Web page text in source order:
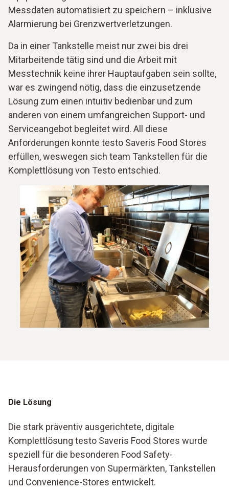
Messdaten automatisiert zu speichern – inklusive
Alarmierung bei Grenzwertverletzungen.
Da in einer Tankstelle meist nur zwei bis drei
Mitarbeitende tätig sind und die Arbeit mit
Messtechnik keine ihrer Hauptaufgaben sein sollte,
war es zwingend nötig, dass die einzusetzende
Lösung zum einen intuitiv bedienbar und zum
anderen von einem umfangreichen Support- und
Serviceangebot begleitet wird. All diese
Anforderungen konnte testo Saveris Food Stores
erfüllen, weswegen sich team Tankstellen für die
Komplettlösung von Testo entschied.
Die Lösung
Die stark präventiv ausgerichtete, digitale
Komplettlösung testo Saveris Food Stores wurde
speziell für die besonderen Food Safety-
Herausforderungen von Supermärkten, Tankstellen
und Convenience-Stores entwickelt.